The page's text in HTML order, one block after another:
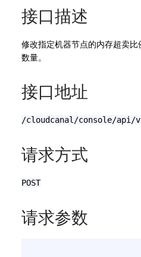
接口描述
修改指定机器节点的内存超卖
数量。
接口地址
/cloudcanal/console/api/
请求方式
POST
请求参数